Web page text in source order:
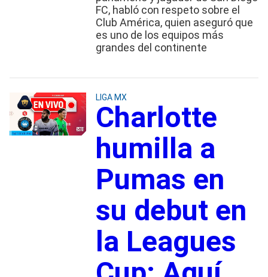
FC, habló con respeto sobre el
Club América, quien aseguró que
es uno de los equipos más
grandes del continente
LIGA MX
Charlotte
humilla a
Pumas en
su debut en
la Leagues